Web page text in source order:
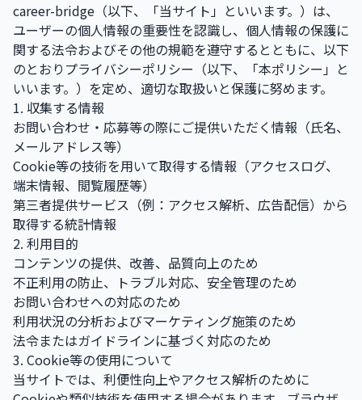
career-bridge（以下、「当サイト」といいます。）は、
ユーザーの個人情報の重要性を認識し、個人情報の保護に
関する法令およびその他の規範を遵守するとともに、以下
のとおりプライバシーポリシー（以下、「本ポリシー」と
いいます。）を定め、適切な取扱いと保護に努めます。
1. 収集する情報
お問い合わせ・応募等の際にご提供いただく情報（氏名、
メールアドレス等）
Cookie等の技術を用いて取得する情報（アクセスログ、
端末情報、閲覧履歴等）
第三者提供サービス（例：アクセス解析、広告配信）から
取得する統計情報
2. 利用目的
コンテンツの提供、改善、品質向上のため
不正利用の防止、トラブル対応、安全管理のため
お問い合わせへの対応のため
利用状況の分析およびマーケティング施策のため
法令またはガイドラインに基づく対応のため
3. Cookie等の使用について
当サイトでは、利便性向上やアクセス解析のために